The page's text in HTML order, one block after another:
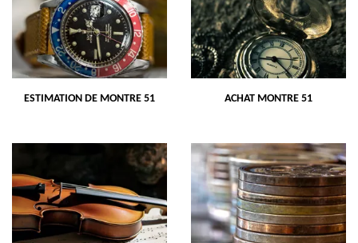
ESTIMATION DE MONTRE 51 ACHAT MONTRE 51